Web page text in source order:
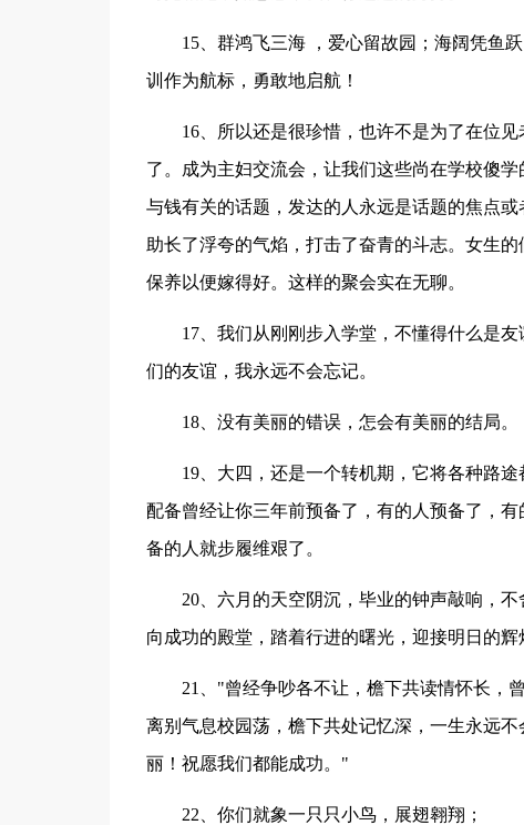
15、群鸿飞三海 ，爱心留故园；海阔凭鱼
训作为航标，勇敢地启航！
16、所以还是很珍惜，也许不是为了在位
了。成为主妇交流会，让我们这些尚在学校傻
与钱有关的话题，发达的人永远是话题的焦点
助长了浮夸的气焰，打击了奋青的斗志。女生
保养以便嫁得好。这样的聚会实在无聊。
17、我们从刚刚步入学堂，不懂得什么是
们的友谊，我永远不会忘记。
18、没有美丽的错误，怎会有美丽的结局。
19、大四，还是一个转机期，它将各种路
配备曾经让你三年前预备了，有的人预备了，
备的人就步履维艰了。
20、六月的天空阴沉，毕业的钟声敲响，
向成功的殿堂，踏着行进的曙光，迎接明日的辉
21、"曾经争吵各不让，檐下共读情怀长，
离别气息校园荡，檐下共处记忆深，一生永远
丽！祝愿我们都能成功。"
22、你们就象一只只小鸟，展翅翱翔；